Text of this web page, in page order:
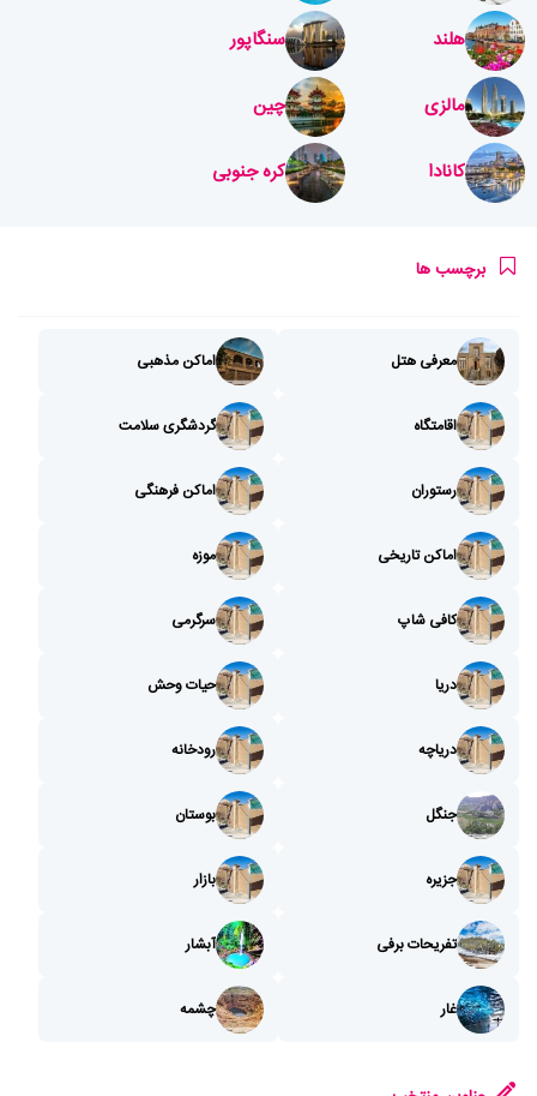
هلند سنگاپور
مالزی چین
کانادا کره جنوبی
برچسب ها
معرفی هتل اماکن مذهبی
اقامتگاه گردشگری سلامت
رستوران اماکن فرهنگی
اماکن تاریخی موزه
کافی شاپ سرگرمی
دریا حیات وحش
دریاچه رودخانه
جنگل بوستان
جزیره بازار
تفریحات برفی آبشار
غار چشمه